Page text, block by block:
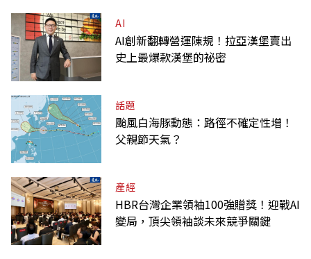
AI
AI創新翻轉營運陳規！拉亞漢堡賣出
史上最爆款漢堡的祕密
話題
颱風白海豚動態：路徑不確定性增！
父親節天氣？
產經
HBR台灣企業領袖100強贈獎！迎戰AI
變局，頂尖領袖談未來競爭關鍵